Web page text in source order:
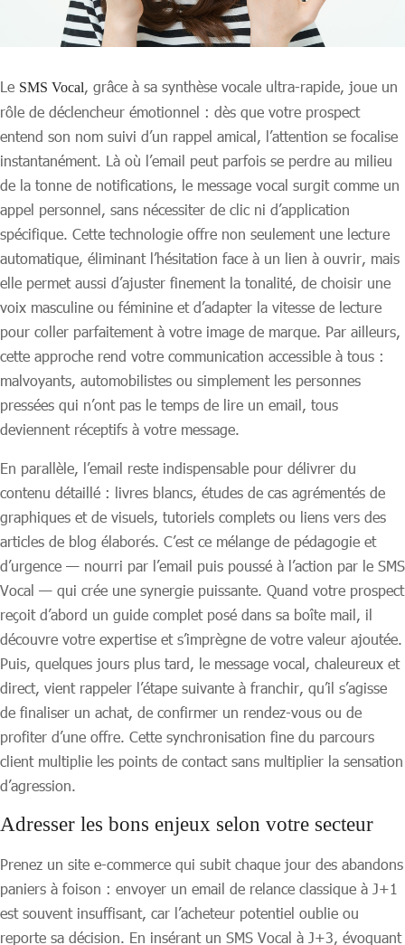
Le SMS Vocal, grâce à sa synthèse vocale ultra-rapide, joue un
rôle de déclencheur émotionnel : dès que votre prospect
entend son nom suivi d’un rappel amical, l’attention se focalise
instantanément. Là où l’email peut parfois se perdre au milieu
de la tonne de notifications, le message vocal surgit comme un
appel personnel, sans nécessiter de clic ni d’application
spécifique. Cette technologie offre non seulement une lecture
automatique, éliminant l’hésitation face à un lien à ouvrir, mais
elle permet aussi d’ajuster finement la tonalité, de choisir une
voix masculine ou féminine et d’adapter la vitesse de lecture
pour coller parfaitement à votre image de marque. Par ailleurs,
cette approche rend votre communication accessible à tous :
malvoyants, automobilistes ou simplement les personnes
pressées qui n’ont pas le temps de lire un email, tous
deviennent réceptifs à votre message.
En parallèle, l’email reste indispensable pour délivrer du
contenu détaillé : livres blancs, études de cas agrémentés de
graphiques et de visuels, tutoriels complets ou liens vers des
articles de blog élaborés. C’est ce mélange de pédagogie et
d’urgence — nourri par l’email puis poussé à l’action par le SMS
Vocal — qui crée une synergie puissante. Quand votre prospect
reçoit d’abord un guide complet posé dans sa boîte mail, il
découvre votre expertise et s’imprègne de votre valeur ajoutée.
Puis, quelques jours plus tard, le message vocal, chaleureux et
direct, vient rappeler l’étape suivante à franchir, qu’il s’agisse
de finaliser un achat, de confirmer un rendez-vous ou de
profiter d’une offre. Cette synchronisation fine du parcours
client multiplie les points de contact sans multiplier la sensation
d’agression.
Adresser les bons enjeux selon votre secteur
Prenez un site e-commerce qui subit chaque jour des abandons
paniers à foison : envoyer un email de relance classique à J+1
est souvent insuffisant, car l’acheteur potentiel oublie ou
reporte sa décision. En insérant un SMS Vocal à J+3, évoquant